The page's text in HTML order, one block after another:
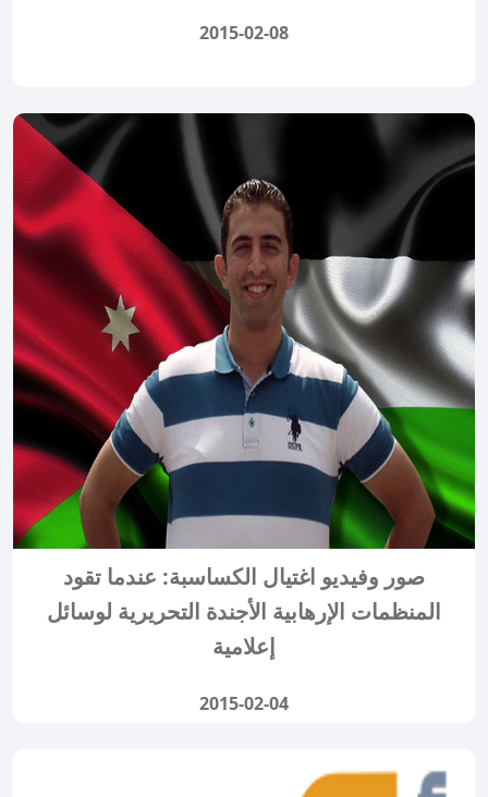
2015-02-08
صور وفيديو اغتيال الكساسبة: عندما تقود
المنظمات الإرهابية الأجندة التحريرية لوسائل
إعلامية
2015-02-04